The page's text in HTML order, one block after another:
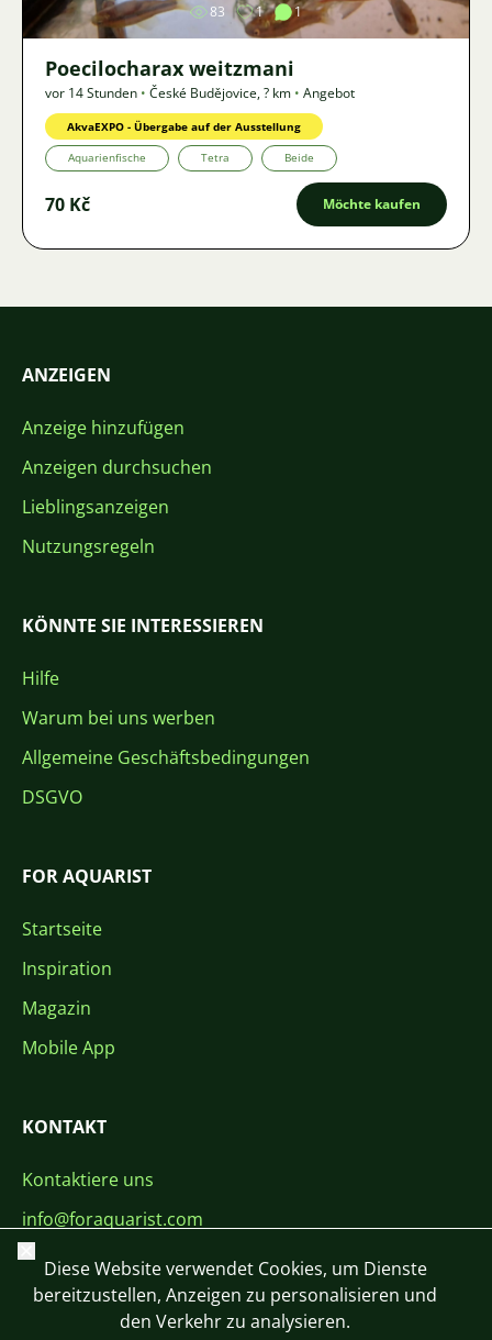
83 1 1
Poecilocharax weitzmani
vor 14 Stunden • České Budějovice,? km • Angebot
AkvaEXPO - Übergabe auf der Ausstellung
Aquarienfische Tetra Beide
70 Kč Möchte kaufen
ANZEIGEN
Anzeige hinzufügen
Anzeigen durchsuchen
Lieblingsanzeigen
Nutzungsregeln
KÖNNTE SIE INTERESSIEREN
Hilfe
Warum bei uns werben
Allgemeine Geschäftsbedingungen
DSGVO
FOR AQUARIST
Startseite
Inspiration
Magazin
Mobile App
KONTAKT
Kontaktiere uns
info@foraquarist.com
+420 603 449 602
Schließen
Diese Website verwendet Cookies, um Dienste
bereitzustellen, Anzeigen zu personalisieren und
den Verkehr zu analysieren.